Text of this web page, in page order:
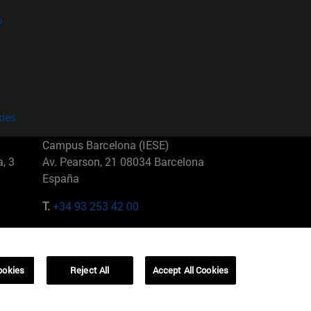
3
Campus Barcelona (IESE)
Av. Pearson, 21 08034 Barcelona
España
T.+34 93 253 42 00
01321001 Bela Vista Brasil
Reject All Accept All Cookies